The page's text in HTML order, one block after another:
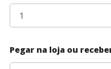
Pegar na loja ou